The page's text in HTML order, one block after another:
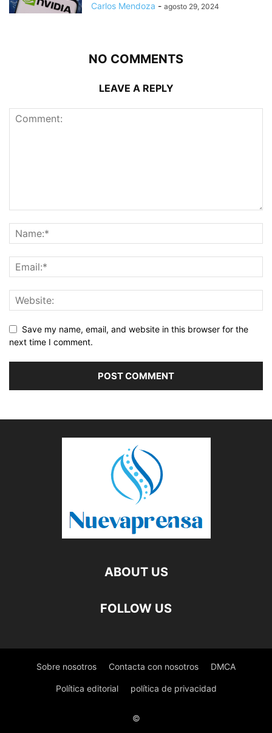
Carlos Mendoza - agosto 29, 2024
NO COMMENTS
LEAVE A REPLY
Save my name, email, and website in this browser for the
next time I comment.
ABOUT US
FOLLOW US
Sobre nosotros Contacta con nosotros DMCA
Política editorial política de privacidad
©